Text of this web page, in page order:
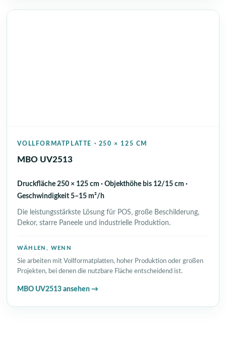
VOLLFORMATPLATTE · 250 × 125 CM
MBO UV2513
Druckfläche 250 × 125 cm · Objekthöhe bis 12/15 cm ·
Geschwindigkeit 5–15 m²/h
Die leistungsstärkste Lösung für POS, große Beschilderung,
Dekor, starre Paneele und industrielle Produktion.
WÄHLEN, WENN
Sie arbeiten mit Vollformatplatten, hoher Produktion oder großen
Projekten, bei denen die nutzbare Fläche entscheidend ist.
MBO UV2513 ansehen →